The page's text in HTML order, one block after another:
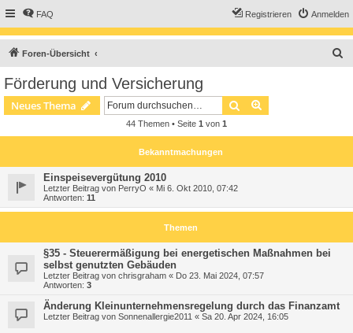
FAQ Anmelden
Registrieren
Foren-Übersicht
Förderung und Versicherung
Neues Thema Suche
44 Themen • Seite 1 von 1
Bekanntmachungen
Einspeisevergütung 2010
Letzter Beitrag von PerryO « Mi 6. Okt 2010, 07:42
Antworten: 11
Themen
§35 - Steuerermäßigung bei energetischen Maßnahmen bei
selbst genutzten Gebäuden
Letzter Beitrag von chrisgraham « Do 23. Mai 2024, 07:57
Antworten: 3
Änderung Kleinunternehmensregelung durch das Finanzamt
Letzter Beitrag von Sonnenallergie2011 « Sa 20. Apr 2024, 16:05